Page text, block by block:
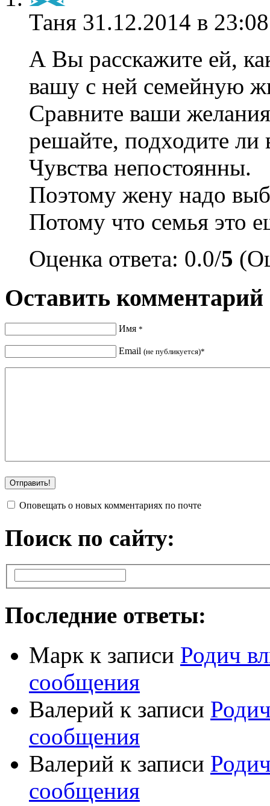
Таня 31.12.2014 в
А Вы расскажите ей,
вашу с ней семейную
Сравните ваши
решайте, подходите ли
Чувства непостоянны.
Поэтому жену надо
Потому что семья это
Оценка ответа: 0.0/5
Оставить комментарий
Имя *
Email (не публикуется)*
Оповещать о новых комментариях по почте
Поиск по сайту:
Последние ответы:
Марк к записи Родич
сообщения
Валерий к записи
сообщения
Валерий к записи
сообщения